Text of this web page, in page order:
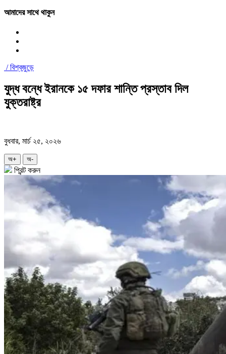
আমাদের সাথে থাকুন
/বিশ্বজুড়ে
যুদ্ধ বন্ধে ইরানকে ১৫ দফার শান্তি প্রস্তাব দিল
যুক্তরাষ্ট্র
বুধবার, মার্চ ২৫, ২০২৬
অ+ অ-
প্রিন্ট করুন